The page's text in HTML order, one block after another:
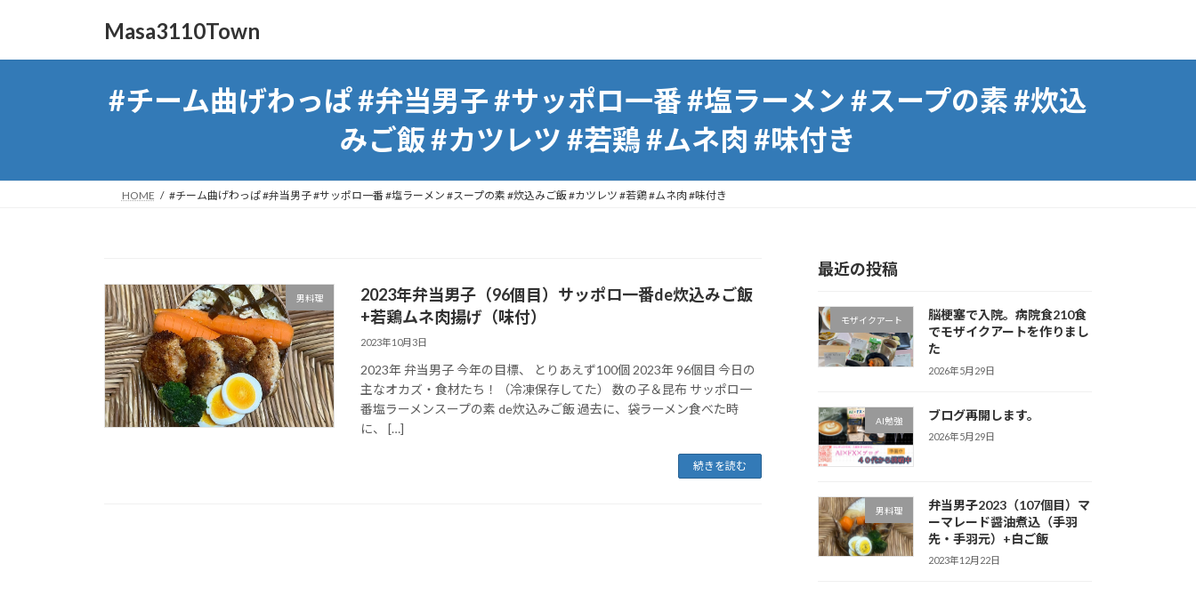
ッ
移
Masa3110Town
#チーム曲げわっぱ #弁当男子 #サッポロ一番 #塩ラーメン #スープの素 #炊込
みご飯 #カツレツ #若鶏 #ムネ肉 #味付き
HOME #チーム曲げわっぱ #弁当男子 #サッポロ一番 #塩ラーメン #スープの素 #炊込みご飯 #カツレツ #若鶏 #ムネ肉 #味付き
男料理
2023年弁当男子（96個目）サッポロ一番de炊込みご飯
+若鶏ムネ肉揚げ（味付）
2023年10月3日
2023年 弁当男子 今年の目標、 とりあえず100個 2023年 96個目 今日の
主なオカズ・食材たち！（冷凍保存してた） 数の子＆昆布 サッポロ一
番塩ラーメンスープの素 de炊込みご飯 過去に、袋ラーメン食べた時
に、 […]
続きを読む
最近の投稿
モザイクアート
脳梗塞で入院。病院食210食
でモザイクアートを作りまし
た
2026年5月29日
AI勉強 ブログ再開します。
2026年5月29日
男料理
弁当男子2023（107個目）マ
ーマレード醤油煮込（手羽
先・手羽元）+白ご飯
2023年12月22日